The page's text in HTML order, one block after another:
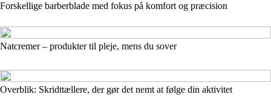
Forskellige barberblade med fokus på komfort og præcision
Natcremer – produkter til pleje, mens du sover
Overblik: Skridttællere, der gør det nemt at følge din aktivitet